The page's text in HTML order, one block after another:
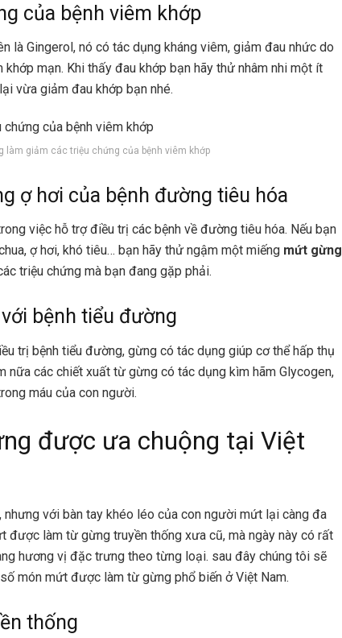
của bệnh viêm khớp
là Gingerol, nó có tác dụng kháng viêm, giảm đau nhức do
mạn. Khi thấy đau khớp bạn hãy thử nhâm nhi một ít
vừa giảm đau khớp bạn nhé.
làm giảm các triệu chứng của bệnh viêm khớp
ợ hơi của bệnh đường tiêu hóa
việc hỗ trợ điều trị các bệnh về đường tiêu hóa. Nếu bạn
ợ hơi, khó tiêu… bạn hãy thử ngậm một miếng mứt gừng
triệu chứng mà bạn đang gặp phải.
bệnh tiểu đường
trị bệnh tiểu đường, gừng có tác dụng giúp cơ thể hấp thụ
nữa các chiết xuất từ gừng có tác dụng kìm hãm Glycogen,
máu của con người.
được ưa chuộng tại Việt
nhưng với bàn tay khéo léo của con người mứt lại càng đa
được làm từ gừng truyền thống xưa cũ, mà ngày này có rất
hương vị đặc trưng theo từng loại. sau đây chúng tôi sẽ
món mứt được làm từ gừng phổ biến ở Việt Nam.
thống